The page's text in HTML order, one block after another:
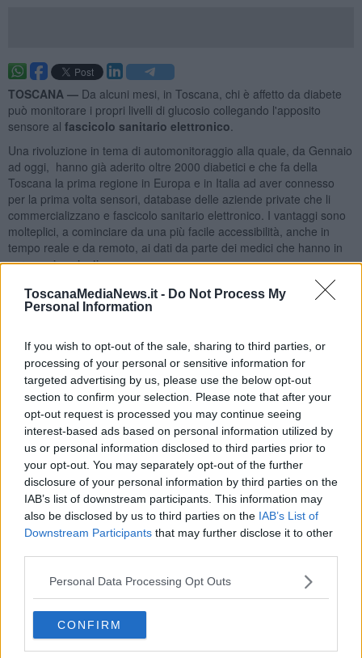
ToscanaMediaNews.it - Do Not Process My
Personal Information
If you wish to opt-out of the sale, sharing to third parties, or
processing of your personal or sensitive information for
targeted advertising by us, please use the below opt-out
section to confirm your selection. Please note that after your
opt-out request is processed you may continue seeing
interest-based ads based on personal information utilized by
us or personal information disclosed to third parties prior to
your opt-out. You may separately opt-out of the further
disclosure of your personal information by third parties on the
IAB’s list of downstream participants. This information may
also be disclosed by us to third parties on the IAB’s List of
Downstream Participants that may further disclose it to other
Personal Data Processing Opt Outs
CONFIRM
TOSCANA — Da alcuni mesi, in Toscana, chi è affetto da diabete
può monitorare i propri livelli di glucosio collegando l'apposito
sensore al fascicolo sanitario elettronico
Una rivoluzione in tema di automonitoraggio alla quale, da Gennaio
ad oggi, hanno già aderito oltre 2000 diabetici e che fa della
Toscana la prima regione in Europa e in Italia ad aver connesso
per la prima volta sensori, database delle aziende private che li
commercializzano e fascicolo sanitario elettronico. I vantaggi sono
molteplici, a cominciare da una più facile accessibilità, anche in
tempo reale e da remoto, ai dati da parte dei medici che hanno in
cura quei pazienti.
Milano nell'ambito del premioInnovazione digitale in Sanità
2024, rivolto alle realtà nazionali che hanno saputo utilizzare le
tecnologie digitali come leva di innovazione e miglioramento per il
sistema sanitario pubblico. Il riconoscimento è stato attribuito nei
giorni scorsi alla Toscana dall’Osservatorio sanità digitale per la
categoria “Soluzioni a supporto del percorso del cittadino”.
Il progetto sviluppato internamente dal settore Sanità digitale e
innovazione della Regione, spiega una nota della Regione, ha
permesso di rendere leggibili direttamente nel fascicolo sanitario
elettronico i dati di rilevamento del livello di glucosio nel sangue,
monitorati ventiquattro ore su ventiquattro da sensori di cui sono
dotate alcune persone che soffrono di diabete e tramite il
meccanismo di delega, anche per i figli minorenni, per i genitori
glicemicostandardizzato che fornisce una visione d'insieme della
gestione del diabete, consentendo di individuare le più piccole
anormalità nel metabolismo della glicemia in condizioni di vita reale.
L’obiettivo per il futuro, fanno sapere il presidente della Toscana e